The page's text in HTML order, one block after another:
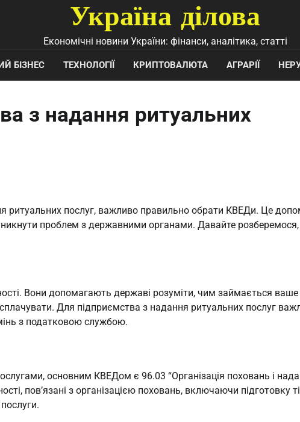
Україна ділова
Економічні новини України: фінанси, аналітика, статті
БІЗНЕС ТЕХНОЛОГІЇ КРИПТОВАЛЮТА АГРАРІЇ
з надання ритуальних
ритуальних послуг, важливо правильно обрати КВЕДи. Це
проблем з державними органами. Давайте розберемося,
Вони допомагають державі розуміти, чим займається ваше
Для підприємства з надання ритуальних послуг
з податковою службою.
основним КВЕДом є 96.03 “Організація поховань і
пов’язані з організацією поховань, включаючи підготовку